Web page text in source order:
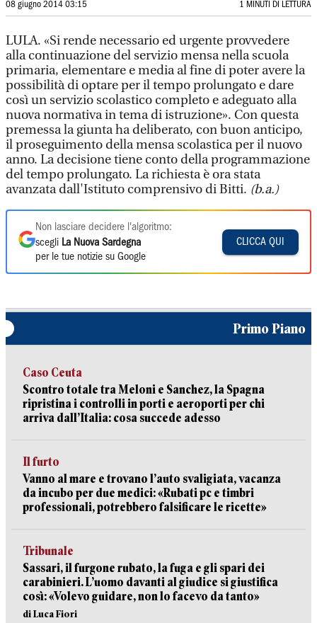
08 giugno 2014 03:15 1 MINUTI DI LETTURA
LULA. «Si rende necessario ed urgente provvedere
alla continuazione del servizio mensa nella scuola
primaria, elementare e media al fine di poter avere la
possibilità di optare per il tempo prolungato e dare
così un servizio scolastico completo e adeguato alla
nuova normativa in tema di istruzione». Con questa
premessa la giunta ha deliberato, con buon anticipo,
il proseguimento della mensa scolastica per il nuovo
anno. La decisione tiene conto della programmazione
del tempo prolungato. La richiesta è ora stata
avanzata dall'Istituto comprensivo di Bitti. (b.a.)
Non lasciare decidere l'algoritmo:
scegli La Nuova Sardegna
per le tue notizie su Google
CLICCA QUI
Primo Piano
Caso Ceuta
Scontro totale tra Meloni e Sanchez, la Spagna
ripristina i controlli in porti e aeroporti per chi
arriva dall’Italia: cosa succede adesso
Il furto
Vanno al mare e trovano l’auto svaligiata, vacanza
da incubo per due medici: «Rubati pc e timbri
professionali, potrebbero falsificare le ricette»
Tribunale
Sassari, il furgone rubato, la fuga e gli spari dei
carabinieri. L’uomo davanti al giudice si giustifica
così: «Volevo guidare, non lo facevo da tanto»
di Luca Fiori